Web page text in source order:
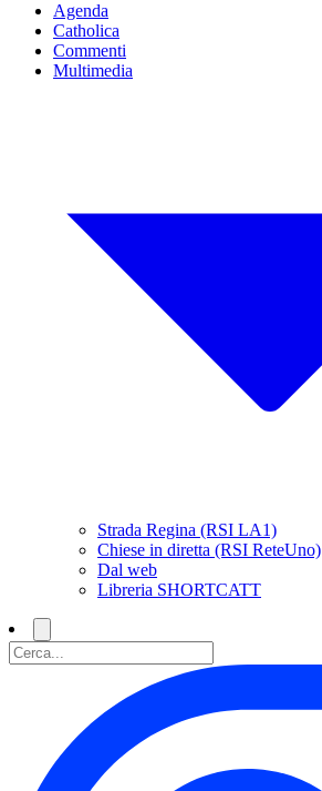
Agenda
Catholica
Commenti
Multimedia
Strada Regina (RSI LA1)
Chiese in diretta (RSI ReteUno)
Dal web
Libreria SHORTCATT